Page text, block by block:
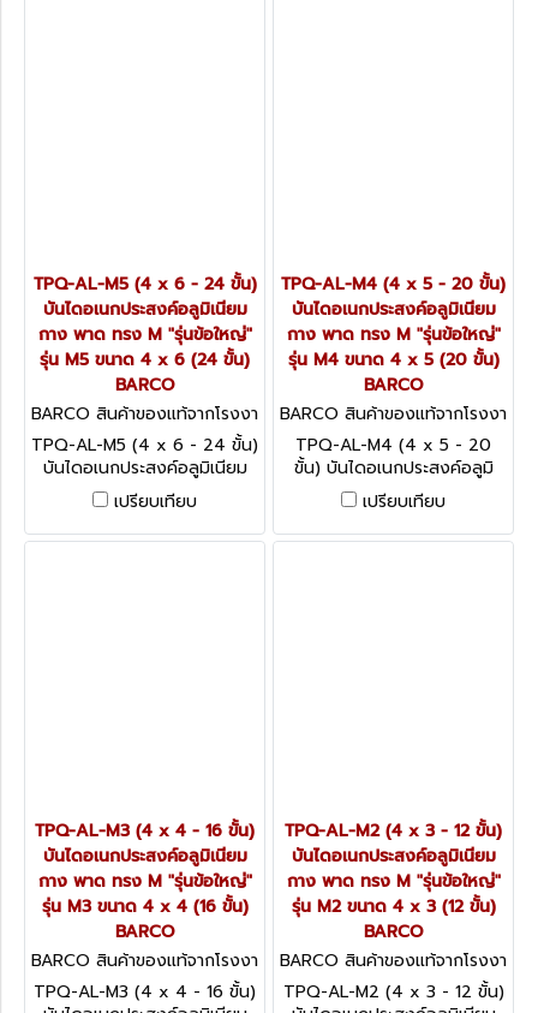
TPQ-AL-M5 (4 x 6 - 24 ขั้น)
บันไดอเนกประสงค์อลูมิเนียม
กาง พาด ทรง M "รุ่นข้อใหญ่"
รุ่น M5 ขนาด 4 x 6 (24 ขั้น)
BARCO
BARCO สินค้าของแท้จากโรงงา
นผู้ผลิต TPQ-AL-M5 (4 x 6 -
24 ขั้น)
TPQ-AL-M5 (4 x 6 - 24 ขั้น)
บันไดอเนกประสงค์อลูมิเนียม
กาง พาด ทรง M "รุ่นข้อใหญ่"
รุ่น M5 ขนาด 4 x 6 (24 ขั้น)
BARCO
เปรียบเทียบ
TPQ-AL-M4 (4 x 5 - 20 ขั้น)
บันไดอเนกประสงค์อลูมิเนียม
กาง พาด ทรง M "รุ่นข้อใหญ่"
รุ่น M4 ขนาด 4 x 5 (20 ขั้น)
BARCO
BARCO สินค้าของแท้จากโรงงา
นผู้ผลิต TPQ-AL-M4 (4 x 5
- 20 ขั้น)
TPQ-AL-M4 (4 x 5 - 20
ขั้น) บันไดอเนกประสงค์อลูมิ
เนียม กาง พาด ทรง M "รุ่นข้อ
ใหญ่" รุ่น M4 ขนาด 4 x 5 (20
ขั้น) BARCO
เปรียบเทียบ
TPQ-AL-M3 (4 x 4 - 16 ขั้น)
บันไดอเนกประสงค์อลูมิเนียม
กาง พาด ทรง M "รุ่นข้อใหญ่"
รุ่น M3 ขนาด 4 x 4 (16 ขั้น)
BARCO
BARCO สินค้าของแท้จากโรงงา
นผู้ผลิต TPQ-AL-M3 (4 x 4
- 16 ขั้น)
TPQ-AL-M3 (4 x 4 - 16 ขั้น)
TPQ-AL-M2 (4 x 3 - 12 ขั้น)
บันไดอเนกประสงค์อลูมิเนียม
กาง พาด ทรง M "รุ่นข้อใหญ่"
รุ่น M2 ขนาด 4 x 3 (12 ขั้น)
BARCO
BARCO สินค้าของแท้จากโรงงา
นผู้ผลิต TPQ-AL-M2 (4 x 3 -
12 ขั้น)
TPQ-AL-M2 (4 x 3 - 12 ขั้น)